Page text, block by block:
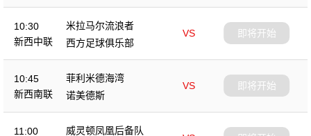
10:30
新西中联
米拉马尔流浪者
VS
西方足球俱乐部
即将开始
10:45
新西南联
菲利米德海湾
VS
诺美德斯
即将开始
11:00 威灵顿凤凰后备队